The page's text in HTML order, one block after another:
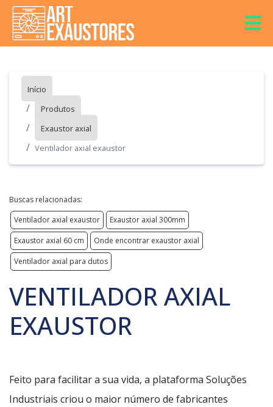
Início
Produtos
Exaustor axial
Ventilador axial exaustor
Buscas relacionadas:
Ventilador axial exaustor
Exaustor axial 300mm
Exaustor axial 60 cm
Onde encontrar exaustor axial
Ventilador axial para dutos
VENTILADOR AXIAL
EXAUSTOR
Feito para facilitar a sua vida, a plataforma Soluções
Industriais criou o maior número de fabricantes